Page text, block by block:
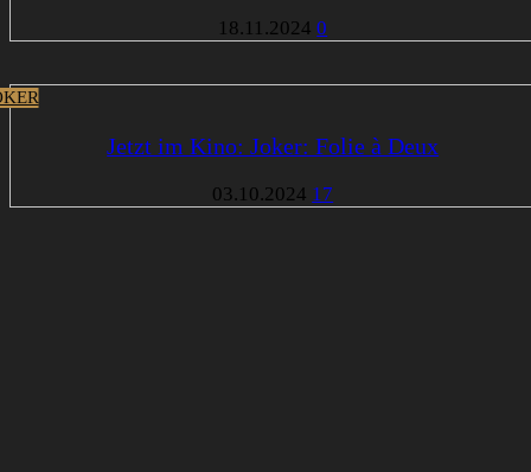
18.11.2024 0
Jetzt im Kino: Joker: Folie à Deux
03.10.2024 17